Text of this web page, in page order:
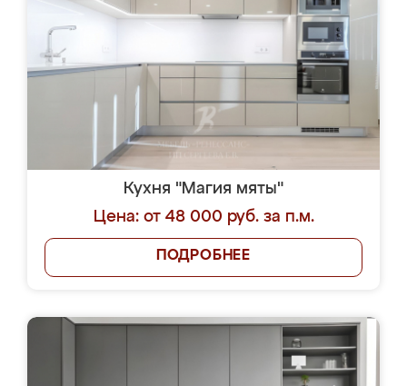
Кухня "Магия мяты"
Цена: от 48 000 руб. за п.м.
ПОДРОБНЕЕ